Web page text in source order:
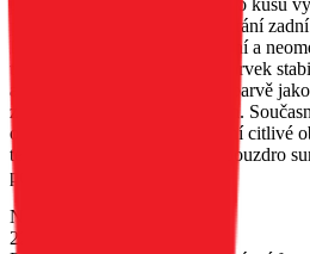
příjemné na dotek a účinně chrání
Perfektně se přizpůsobí zařízení a
tlačítkům. Vnitřní zpevňující prvek
a jemné polstrování ve stejné barvě
zadní stranu před poškrábáním.
obrazovky a fotoaparátu chrání citlivé
telefonu, aniž by bylo nutné pouzdro
používání.
Nedostupné
229 Kč